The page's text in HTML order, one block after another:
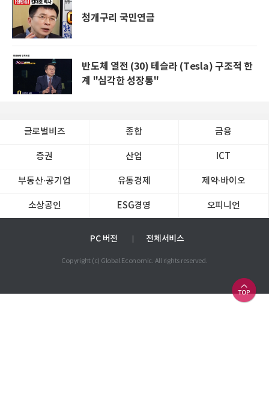
청개구리 국민연금
반도체 열전 (30) 테슬라 (Tesla) 구조적 한
계 "심각한 성장통"
글로벌비즈 종합 금융
증권 산업 ICT
부동산·공기업 유통경제 제약∙바이오
소상공인 ESG경영 오피니언
PC 버전 전체서비스
Copyright (c) Global Economic. All rights reserved.